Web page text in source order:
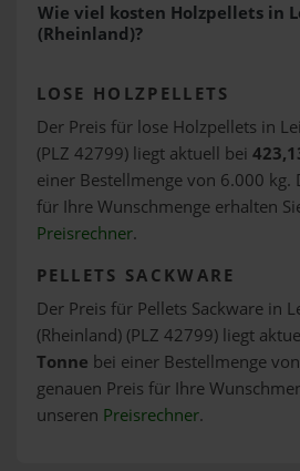
Wie viel kosten Holzpellets in
(Rheinland)?
LOSE HOLZPELLETS
Der Preis für lose Holzpellets in
(PLZ 42799) liegt aktuell bei
einer Bestellmenge von 6.000 kg.
für Ihre Wunschmenge erhalten
Preisrechner.
PELLETS SACKWARE
Der Preis für Pellets Sackware in
(Rheinland) (PLZ 42799) liegt
Tonne bei einer Bestellmenge
genauen Preis für Ihre
unseren Preisrechner.